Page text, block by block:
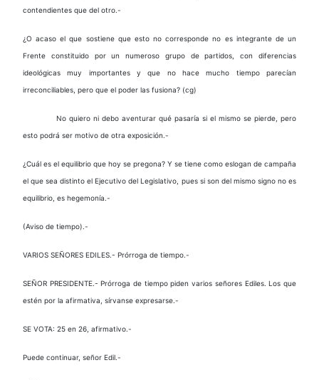
contendientes que del otro.-
¿O acaso el que sostiene que esto no corresponde no es integrante de un
Frente constituido por un numeroso grupo de partidos, con diferencias
ideológicas muy importantes y que no hace mucho tiempo parecían
irreconciliables, pero que el poder las fusiona? (cg)
No quiero ni debo aventurar qué pasaría si el mismo se pierde, pero
esto podrá ser motivo de otra exposición.-
¿Cuál es el equilibrio que hoy se pregona? Y se tiene como eslogan de campaña
el que sea distinto el Ejecutivo del Legislativo, pues si son del mismo signo no es
equilibrio, es hegemonía.-
(Aviso de tiempo).-
VARIOS SEÑORES EDILES.- Prórroga de tiempo.-
SEÑOR PRESIDENTE.- Prórroga de tiempo piden varios señores Ediles. Los que
estén por la afirmativa, sírvanse expresarse.-
SE VOTA: 25 en 26, afirmativo.-
Puede continuar, señor Edil.-